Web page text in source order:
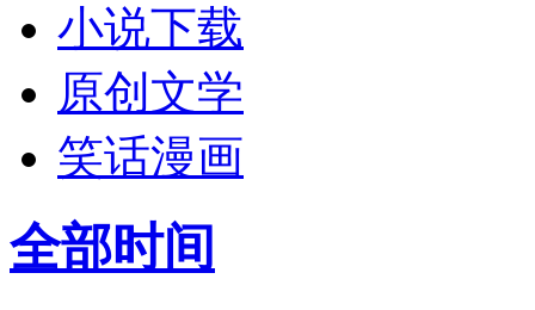
小说下载
原创文学
笑话漫画
全部时间